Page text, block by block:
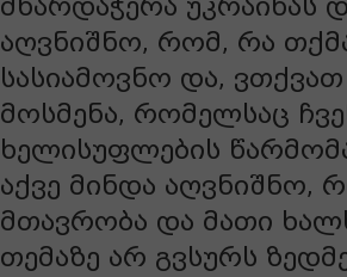
მხარდაჭერა უკრაინას
აღვნიშნო, რომ, რა
სასიამოვნო და,
მოსმენა, რომელსაც
ხელისუფლების
აქვე მინდა აღვნიშნო,
მთავრობა და მათი
თემაზე არ გვსურს